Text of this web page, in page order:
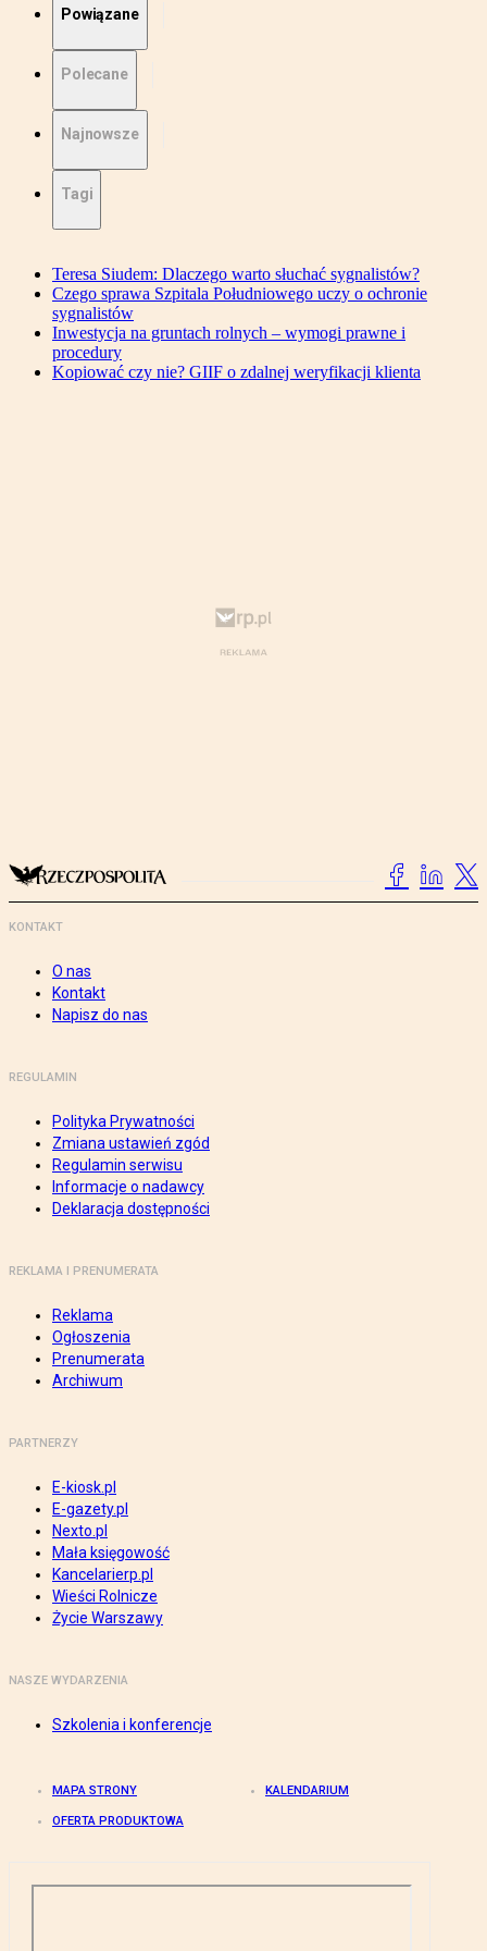
Powiązane
Polecane
Najnowsze
Tagi
Teresa Siudem: Dlaczego warto słuchać sygnalistów?
Czego sprawa Szpitala Południowego uczy o ochronie
sygnalistów
Inwestycja na gruntach rolnych – wymogi prawne i
procedury
Kopiować czy nie? GIIF o zdalnej weryfikacji klienta
KONTAKT
O nas
Kontakt
Napisz do nas
REGULAMIN
Polityka Prywatności
Zmiana ustawień zgód
Regulamin serwisu
Informacje o nadawcy
Deklaracja dostępności
REKLAMA I PRENUMERATA
Reklama
Ogłoszenia
Prenumerata
Archiwum
PARTNERZY
E-kiosk.pl
E-gazety.pl
Nexto.pl
Mała księgowość
Kancelarierp.pl
Wieści Rolnicze
Życie Warszawy
NASZE WYDARZENIA
Szkolenia i konferencje
MAPA STRONY KALENDARIUM
OFERTA PRODUKTOWA